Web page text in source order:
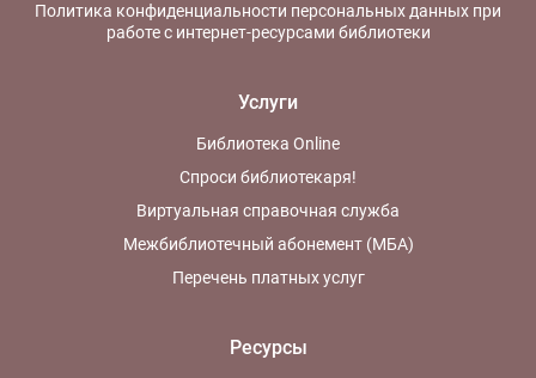
Политика конфиденциальности персональных данных при
работе с интернет-ресурсами библиотеки
Услуги
Библиотека Online
Спроси библиотекаря!
Виртуальная справочная служба
Межбиблиотечный абонемент (МБА)
Перечень платных услуг
Ресурсы